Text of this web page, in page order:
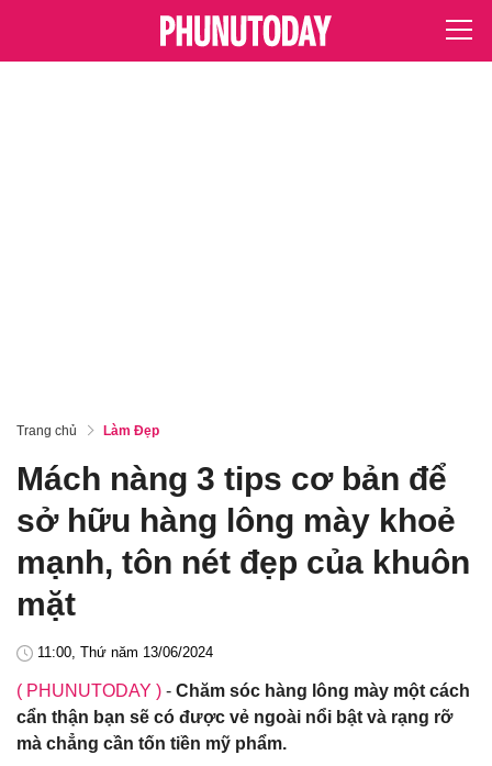
Trang chủ Làm Đẹp
Mách nàng 3 tips cơ bản để
sở hữu hàng lông mày khoẻ
mạnh, tôn nét đẹp của khuôn
mặt
11:00, Thứ năm 13/06/2024
( PHUNUTODAY ) - Chăm sóc hàng lông mày một cách
cẩn thận bạn sẽ có được vẻ ngoài nổi bật và rạng rỡ
mà chẳng cần tốn tiền mỹ phẩm.